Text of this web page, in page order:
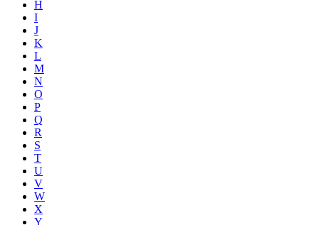
H
I
J
K
L
M
N
O
P
Q
R
S
T
U
V
W
X
Y